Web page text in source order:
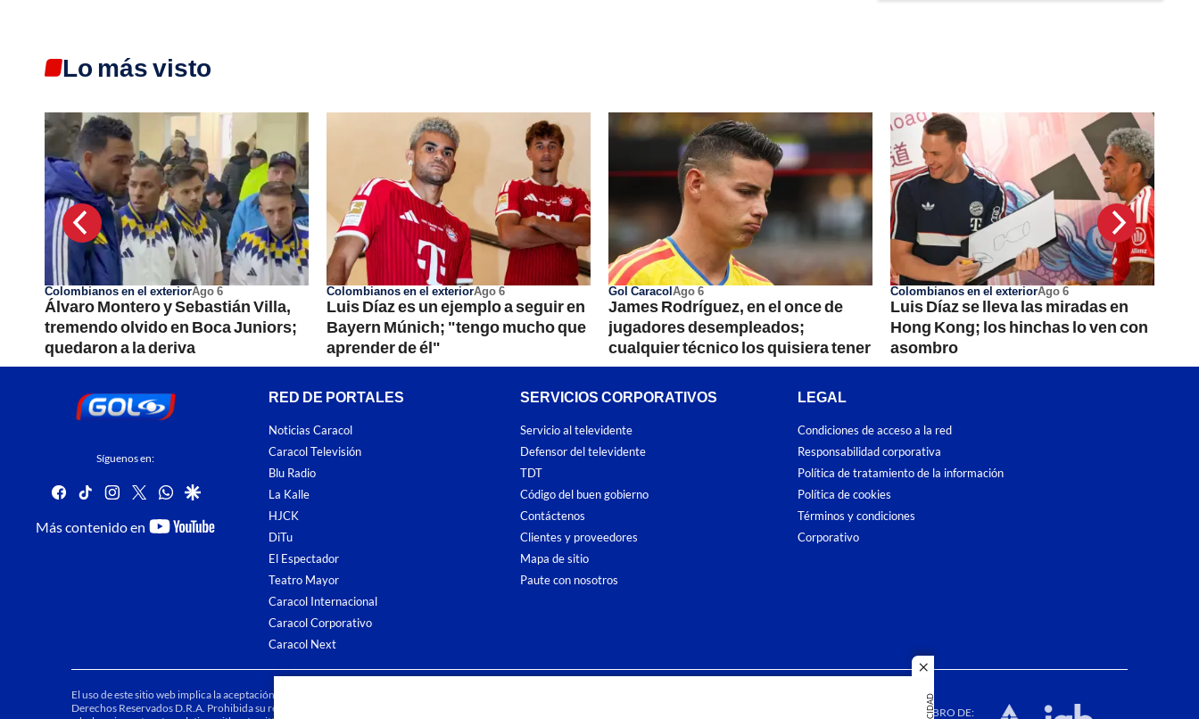
close
Lo más visto
Colombianos en el exteriorAgo 6
Álvaro Montero y Sebastián Villa,
tremendo olvido en Boca Juniors;
quedaron a la deriva
Colombianos en el exteriorAgo 6
Luis Díaz es un ejemplo a seguir en
Bayern Múnich; "tengo mucho que
aprender de él"
Gol CaracolAgo 6
James Rodríguez, en el once de
jugadores desempleados;
cualquier técnico los quisiera tener
Colombianos en el exteriorAgo 6
Luis Díaz se lleva las miradas en
Hong Kong; los hinchas lo ven con
asombro
Síguenos en:
facebook
tiktokinstagram
twitterwhatsapp
google
Más contenido en
youtube-
RED DE PORTALES
Noticias Caracol
Caracol Televisión
Blu Radio
La Kalle
HJCK
DiTu
El Espectador
Teatro Mayor
Caracol Internacional
Caracol Corporativo
Caracol Next
SERVICIOS CORPORATIVOS
Servicio al televidente
Defensor del televidente
TDT
Código del buen gobierno
Contáctenos
Clientes y proveedores
Mapa de sitio
Paute con nosotros
LEGAL
Condiciones de acceso a la red
Responsabilidad corporativa
Política de tratamiento de la información
Política de cookies
Términos y condiciones
Corporativo
El uso de este sitio web implica la aceptación de los
Derechos Reservados D.R.A. Prohibida su reproducción total o parcial, así como su traducción a cualquier idioma sin autorización escrita de su titular. Reproduction in
MIEMBRO DE: